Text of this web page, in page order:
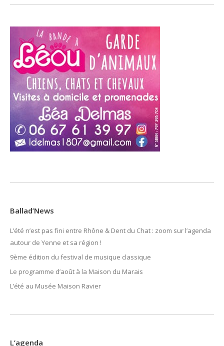
Ballad’News
L’été n’est pas fini entre Rhône & Dent du Chat : zoom sur l’agenda
autour de Yenne et sa région !
9ème édition du festival de musique classique
Le programme d’août à la Maison du Marais
L’été au Musée Maison Ravier
L’agenda